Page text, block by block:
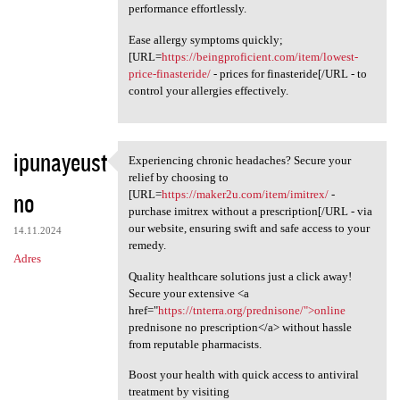
performance effortlessly.
Ease allergy symptoms quickly;
[URL=https://beingproficient.com/item/lowest-
price-finasteride/- prices for finasteride[/URL - to
control your allergies effectively.
ipunayeust
no
14.11.2024
Adres
Experiencing chronic
Experiencing chronic headaches? Secure your
relief by choosing to
[URL=https://maker2u.com/item/imitrex/-
purchase imitrex without a prescription[/URL - via
our website, ensuring swift and safe access to your
remedy.
Quality healthcare solutions just a click away!
Secure your extensive <a
href="https://tnterra.org/prednisone/">online
prednisone no prescription</a> without hassle
from reputable pharmacists.
Boost your health with quick access to antiviral
treatment by visiting